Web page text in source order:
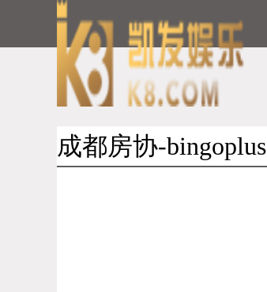
成都房协-bingoplus